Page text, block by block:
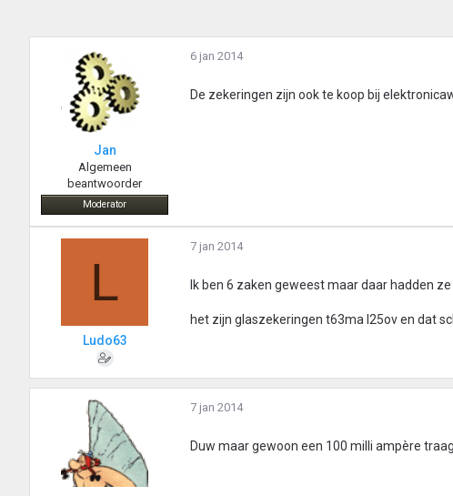
Jan
Algemeen
beantwoorder
Moderator
6 jan 2014
De zekeringen zijn ook te koop bij
L
Ludo63
7 jan 2014
Ik ben 6 zaken geweest maar daar hadden
het zijn glaszekeringen t63ma l25ov en dat
7 jan 2014
Duw maar gewoon een 100 milli ampère